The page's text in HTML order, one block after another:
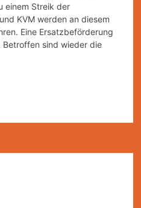
einem Streik der
KVM werden an diesem
Eine Ersatzbeförderung
sind wieder die